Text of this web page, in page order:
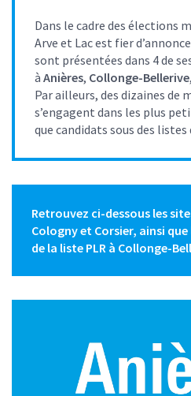
Dans le cadre des élections
Arve et Lac est fier
sont présentées dans 4 de
à Anières, Collonge-Bellerive,
Par ailleurs, des dizaines de
s’engagent dans les plus
que candidats sous des listes
Retrouvez ci-dessous les
Cologny et Corsier, ainsi
de la liste PLR à Collonge-